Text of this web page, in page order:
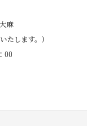
麻
たします。）
00